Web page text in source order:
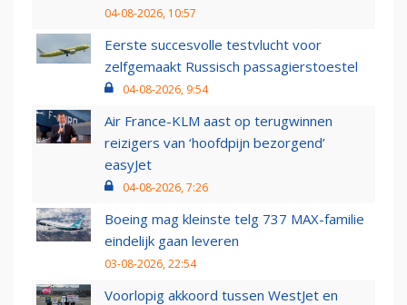
04-08-2026, 10:57
Eerste succesvolle testvlucht voor
zelfgemaakt Russisch passagierstoestel
04-08-2026, 9:54
Air France-KLM aast op terugwinnen
reizigers van ‘hoofdpijn bezorgend’
easyJet
04-08-2026, 7:26
Boeing mag kleinste telg 737 MAX-familie
eindelijk gaan leveren
03-08-2026, 22:54
Voorlopig akkoord tussen WestJet en